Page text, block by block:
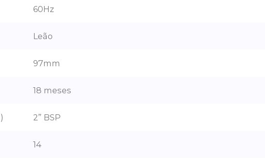
60Hz
Leão
97mm
18 meses
2” BSP
14